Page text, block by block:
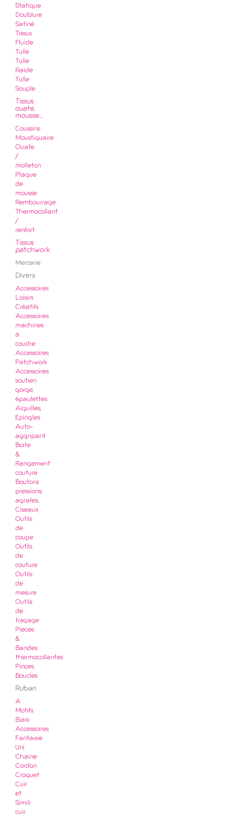
Statique
Doublure
Satiné
Tissus
Fluide
Tulle
Tulle
Raide
Tulle
Souple
Tissus
ouate,
mousse...
Coussins
Moustiquaire
Ouate
/
molleton
Plaque
de
mousse
Rembourrage
Thermocollant
/
renfort
Tissus
patchwork
Mercerie
Divers
Accessoires
Loisirs
Créatifs
Accessoires
machines
à
coudre
Accessoires
Patchwork
Accessoires
soutien
gorge,
épaulettes
Aiguilles,
Epingles
Auto-
aggripant
Boite
&
Rangement
couture
Boutons
pressions,
agrafes..
Ciseaux
Outils
de
coupe
Outils
de
couture
Outils
de
mesure
Outils
de
traçage
Pieces
&
Bandes
thermocollantes
Pinces,
Boucles
Ruban
A
Motifs
Biais
Accessoires
Fantaisie
Uni
Chaine
Cordon
Croquet
Cuir
et
Simili
cuir